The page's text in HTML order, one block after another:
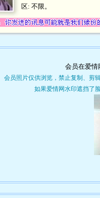
区: 不限。
会员在爱情
会员照片仅供浏览，禁止复制、剪
如果爱情网水印遮挡了